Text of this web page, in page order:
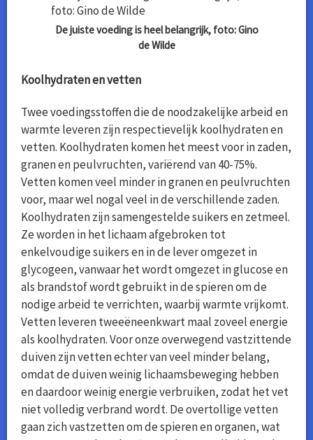
De juiste voeding is heel belangrijk, foto: Gino
de Wilde
Koolhydraten en vetten
Twee voedingsstoffen die de noodzakelijke arbeid en
warmte leveren zijn respectievelijk koolhydraten en
vetten. Koolhydraten komen het meest voor in zaden,
granen en peulvruchten, variërend van 40-75%.
Vetten komen veel minder in granen en peulvruchten
voor, maar wel nogal veel in de verschillende zaden.
Koolhydraten zijn samengestelde suikers en zetmeel.
Ze worden in het lichaam afgebroken tot
enkelvoudige suikers en in de lever omgezet in
glycogeen, vanwaar het wordt omgezet in glucose en
als brandstof wordt gebruikt in de spieren om de
nodige arbeid te verrichten, waarbij warmte vrijkomt.
Vetten leveren tweeëneenkwart maal zoveel energie
als koolhydraten. Voor onze overwegend vastzittende
duiven zijn vetten echter van veel minder belang,
omdat de duiven weinig lichaamsbeweging hebben
en daardoor weinig energie verbruiken, zodat het vet
niet volledig verbrand wordt. De overtollige vetten
gaan zich vastzetten om de spieren en organen, wat